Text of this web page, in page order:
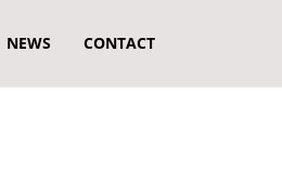
NEWS CONTACT